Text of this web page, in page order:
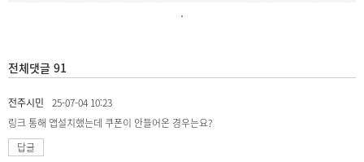
.
전체댓글 91
전주시민
25-07-04 10:23
링크 통해 앱설치했는데 쿠폰이 안들어온 경우는요?
답글